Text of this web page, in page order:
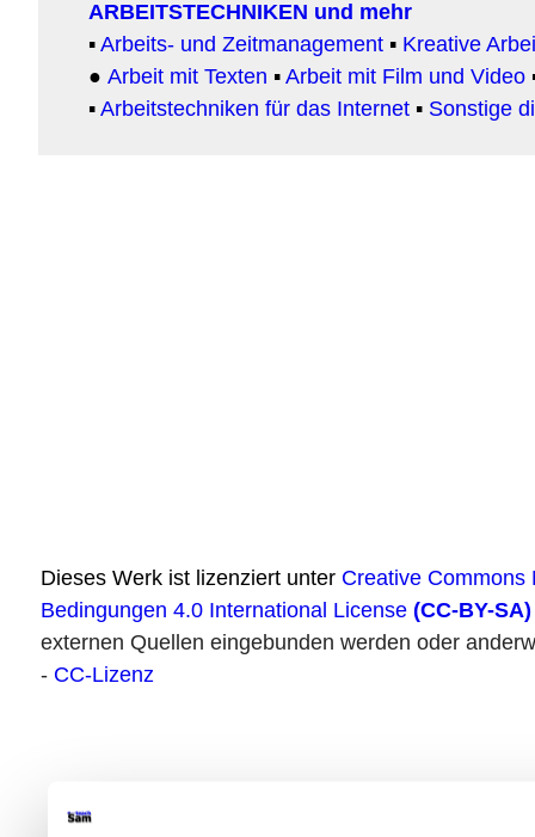
ARBEITSTECHNIKEN und mehr
▪Arbeits- und Zeitmanagement ▪ Kreative
● Arbeit mit Texten ▪Arbeit mit Film und Video
▪Arbeitstechniken für das Internet ▪ Sonstige
Dieses Werk ist lizenziert unter Creative Commons
Bedingungen 4.0 International License (CC-BY-SA)
externen Quellen eingebunden werden oder
- CC-Lizenz